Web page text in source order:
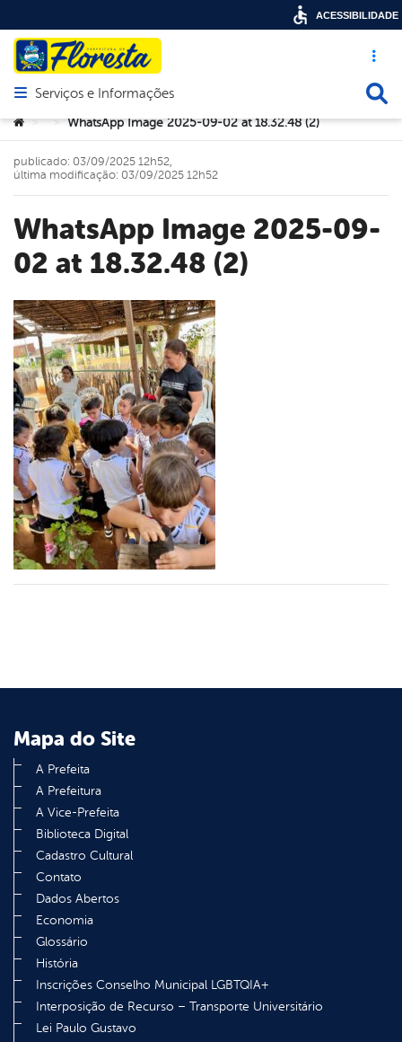
Acesso
Abrir menu principal de navegação
Serviços e Informações
Você está aqui:
> > WhatsApp Image 2025-09-02 at 18.32.48 (2)
WhatsApp Image 2025-09-
02 at 18.32.48 (2)
publicado: 03/09/2025 12h52,
última modificação: 03/09/2025 12h52
Mapa do Site
A Prefeita
A Prefeitura
A Vice-Prefeita
Biblioteca Digital
Cadastro Cultural
Contato
Dados Abertos
Economia
Glossário
História
Inscrições Conselho Municipal LGBTQIA+
Interposição de Recurso – Transporte Universitário
Lei Paulo Gustavo
ACESSIBILIDADE